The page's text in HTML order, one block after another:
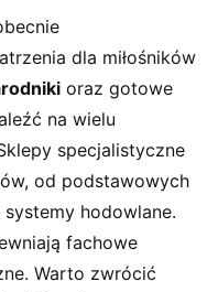
dla miłośników
oraz gotowe
na wielu
specjalistyczne
od podstawowych
hodowlane.
fachowe
Warto zwrócić